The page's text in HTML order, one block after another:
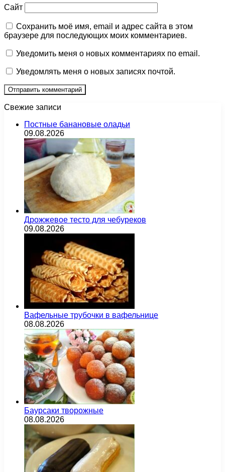
Сайт
Сохранить моё имя, email и адрес сайта в этом
браузере для последующих моих комментариев.
Уведомить меня о новых комментариях по email.
Уведомлять меня о новых записях почтой.
Свежие записи
Постные банановые оладьи
09.08.2026
Дрожжевое тесто для чебуреков
09.08.2026
Вафельные трубочки в вафельнице
08.08.2026
Баурсаки творожные
08.08.2026